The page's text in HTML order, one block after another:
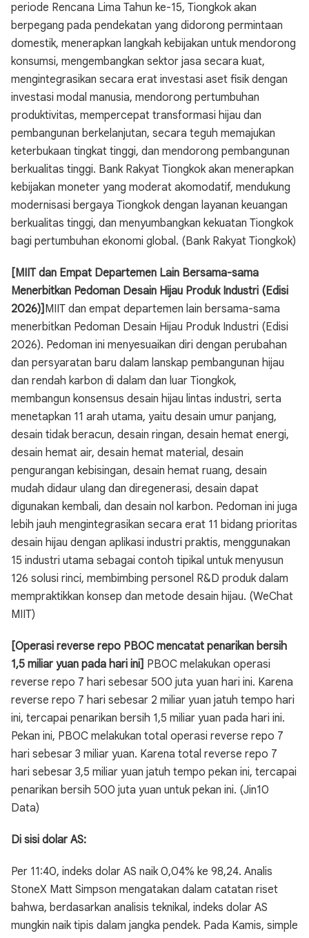
periode Rencana Lima Tahun ke-15, Tiongkok akan
berpegang pada pendekatan yang didorong permintaan
domestik, menerapkan langkah kebijakan untuk mendorong
konsumsi, mengembangkan sektor jasa secara kuat,
mengintegrasikan secara erat investasi aset fisik dengan
investasi modal manusia, mendorong pertumbuhan
produktivitas, mempercepat transformasi hijau dan
pembangunan berkelanjutan, secara teguh memajukan
keterbukaan tingkat tinggi, dan mendorong pembangunan
berkualitas tinggi. Bank Rakyat Tiongkok akan menerapkan
kebijakan moneter yang moderat akomodatif, mendukung
modernisasi bergaya Tiongkok dengan layanan keuangan
berkualitas tinggi, dan menyumbangkan kekuatan Tiongkok
bagi pertumbuhan ekonomi global. (Bank Rakyat Tiongkok)
[MIIT dan Empat Departemen Lain Bersama-sama
Menerbitkan Pedoman Desain Hijau Produk Industri (Edisi
2026)] MIIT dan empat departemen lain bersama-sama
menerbitkan Pedoman Desain Hijau Produk Industri (Edisi
2026). Pedoman ini menyesuaikan diri dengan perubahan
dan persyaratan baru dalam lanskap pembangunan hijau
dan rendah karbon di dalam dan luar Tiongkok,
membangun konsensus desain hijau lintas industri, serta
menetapkan 11 arah utama, yaitu desain umur panjang,
desain tidak beracun, desain ringan, desain hemat energi,
desain hemat air, desain hemat material, desain
pengurangan kebisingan, desain hemat ruang, desain
mudah didaur ulang dan diregenerasi, desain dapat
digunakan kembali, dan desain nol karbon. Pedoman ini juga
lebih jauh mengintegrasikan secara erat 11 bidang prioritas
desain hijau dengan aplikasi industri praktis, menggunakan
15 industri utama sebagai contoh tipikal untuk menyusun
126 solusi rinci, membimbing personel R&D produk dalam
mempraktikkan konsep dan metode desain hijau. (WeChat
MIIT)
[Operasi reverse repo PBOC mencatat penarikan bersih
1,5 miliar yuan pada hari ini] PBOC melakukan operasi
reverse repo 7 hari sebesar 500 juta yuan hari ini. Karena
reverse repo 7 hari sebesar 2 miliar yuan jatuh tempo hari
ini, tercapai penarikan bersih 1,5 miliar yuan pada hari ini.
Pekan ini, PBOC melakukan total operasi reverse repo 7
hari sebesar 3 miliar yuan. Karena total reverse repo 7
hari sebesar 3,5 miliar yuan jatuh tempo pekan ini, tercapai
penarikan bersih 500 juta yuan untuk pekan ini. (Jin10
Data)
Di sisi dolar AS:
Per 11:40, indeks dolar AS naik 0,04% ke 98,24. Analis
StoneX Matt Simpson mengatakan dalam catatan riset
bahwa, berdasarkan analisis teknikal, indeks dolar AS
mungkin naik tipis dalam jangka pendek. Pada Kamis, simple